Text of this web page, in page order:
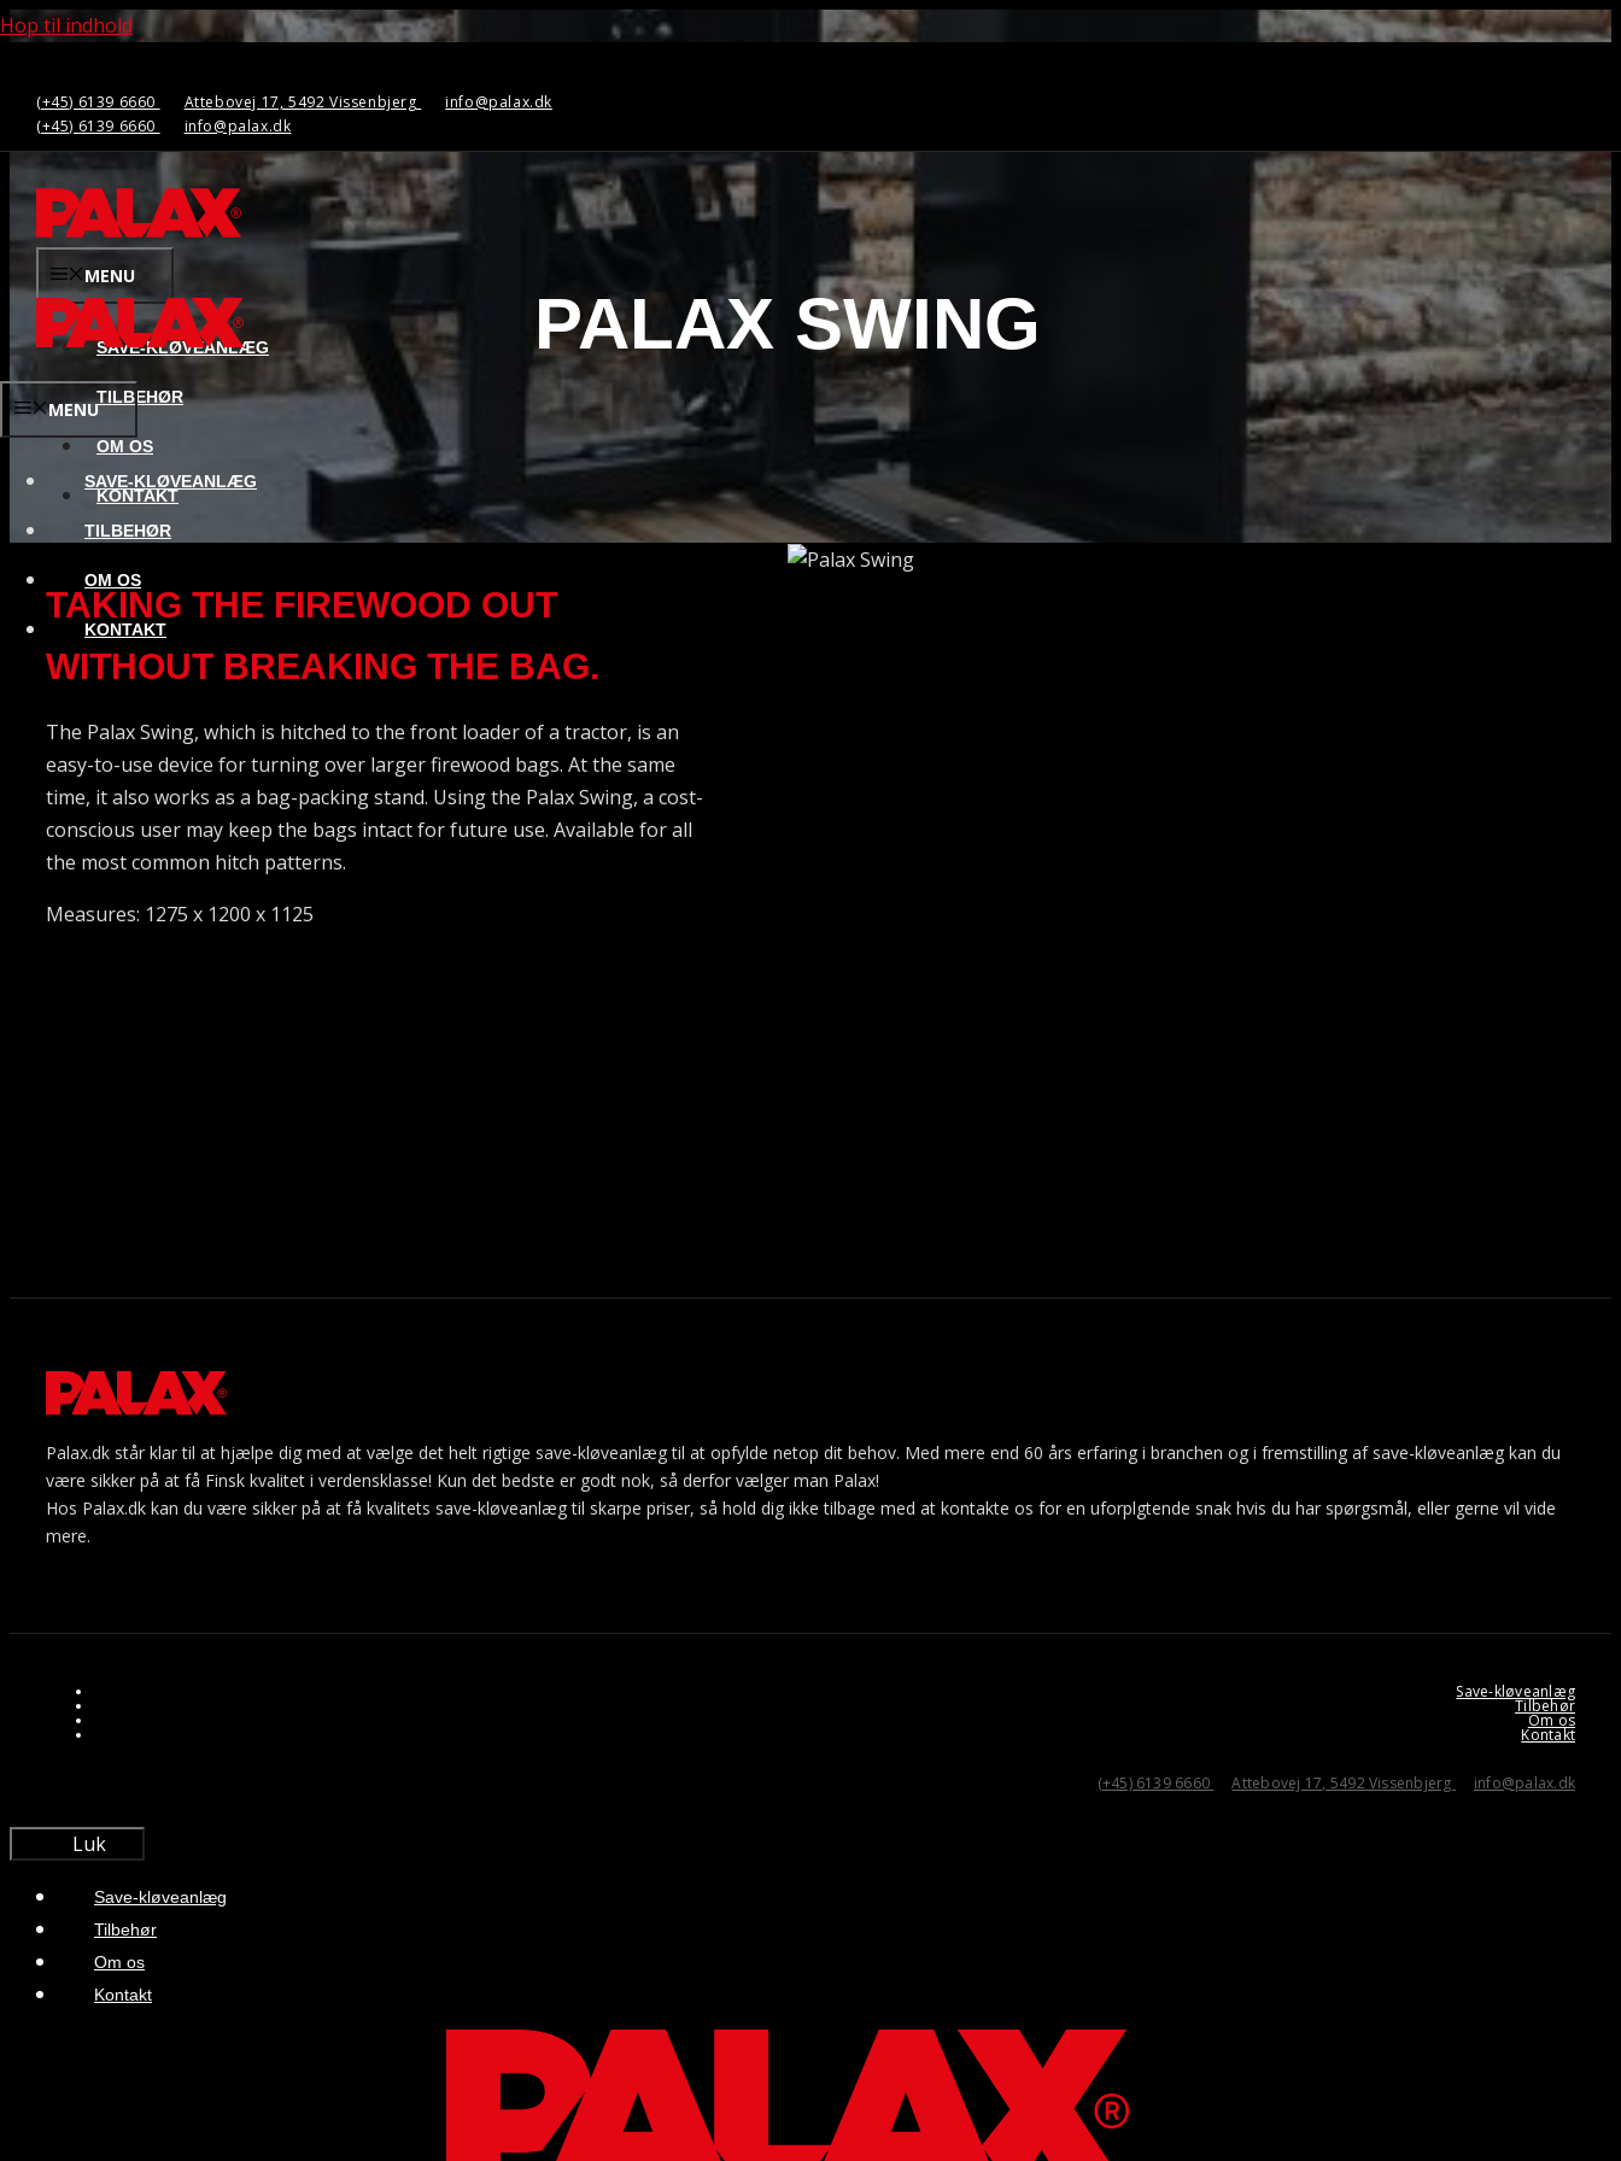
Hop til indhold
(+45) 6139 6660 Attebovej 17, 5492 Vissenbjerg
info@palax.dk
(+45) 6139 6660
info@palax.dk
MENU
SAVE-KLØVEANLÆG
TILBEHØR
OM OS
KONTAKT
MENU
SAVE-KLØVEANLÆG
TILBEHØR
OM OS
KONTAKT
PALAX SWING
TAKING THE FIREWOOD OUT
WITHOUT BREAKING THE BAG.
The Palax Swing, which is hitched to the front loader of a tractor, is an
easy-to-use device for turning over larger firewood bags. At the same
time, it also works as a bag-packing stand. Using the Palax Swing, a cost-
conscious user may keep the bags intact for future use. Available for all
the most common hitch patterns.
Measures: 1275 x 1200 x 1125
Palax.dk står klar til at hjælpe dig med at vælge det helt rigtige save-kløveanlæg til at opfylde netop dit behov. Med mere end 60 års erfaring i branchen og i fremstilling af save-kløveanlæg kan du
være sikker på at få Finsk kvalitet i verdensklasse! Kun det bedste er godt nok, så derfor vælger man Palax!
Hos Palax.dk kan du være sikker på at få kvalitets save-kløveanlæg til skarpe priser, så hold dig ikke tilbage med at kontakte os for en uforplgtende snak hvis du har spørgsmål, eller gerne vil vide
mere.
Save-kløveanlæg
Tilbehør
Om os
Kontakt
(+45) 6139 6660 Attebovej 17, 5492 Vissenbjerg info@palax.dk
Luk
Save-kløveanlæg
Tilbehør
Om os
Kontakt